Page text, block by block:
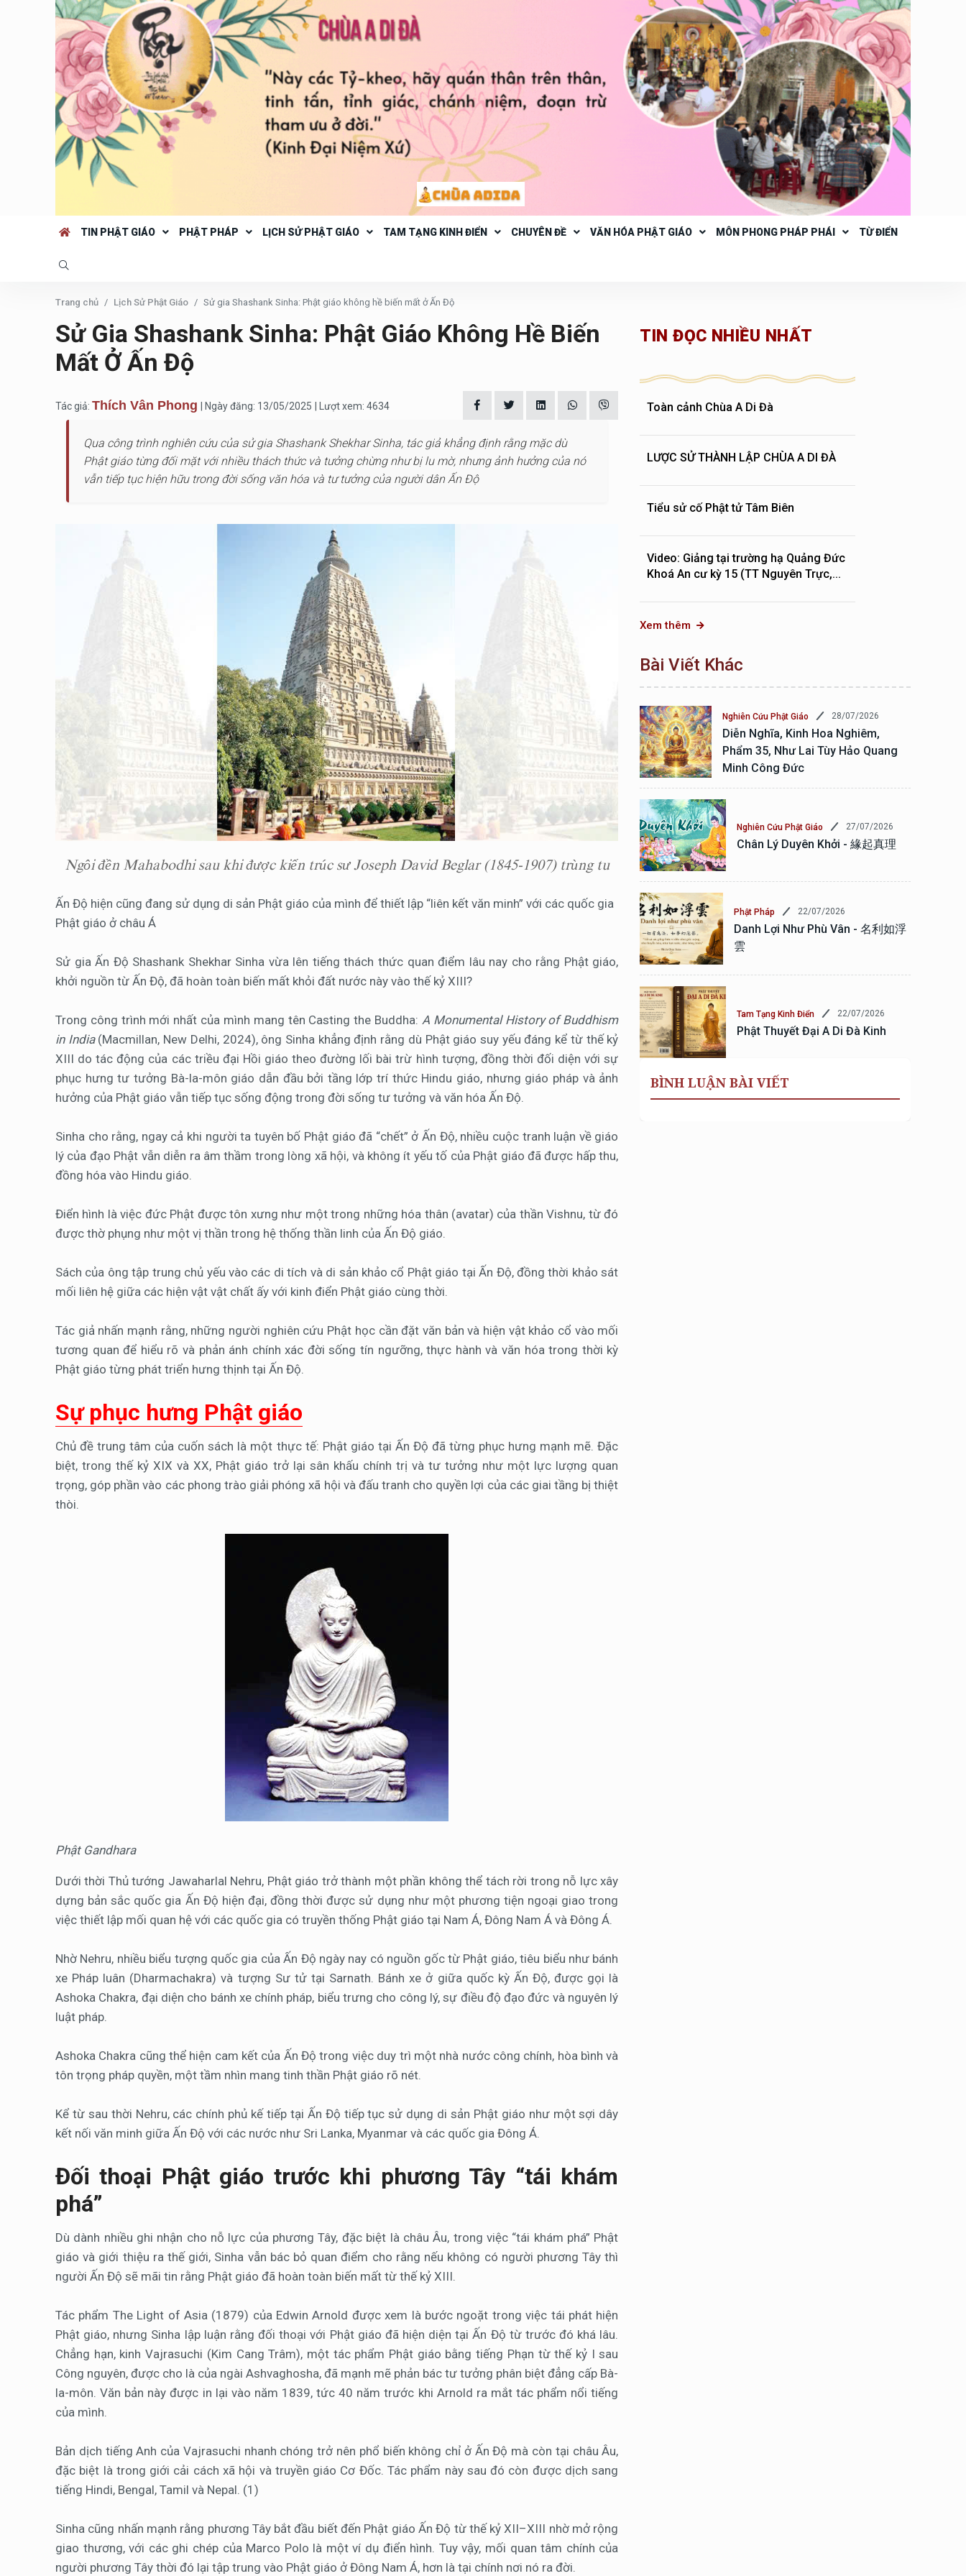
TIN PHẬT GIÁO PHẬT PHÁP LỊCH SỬ PHẬT GIÁO TAM TẠNG KINH ĐIỂN CHUYÊN ĐỀ VĂN HÓA PHẬT GIÁO MÔN PHONG PHÁP PHÁI TỪ ĐIỂN
Trang chủ Lịch Sử Phật Giáo Sử gia Shashank Sinha: Phật giáo không hề biến mất ở Ấn Độ
Sử Gia Shashank Sinha: Phật Giáo Không Hề Biến
Mất Ở Ấn Độ
Tác giả: Thích Vân Phong | Ngày đăng: 13/05/2025 | Lượt xem: 4634
Qua công trình nghiên cứu của sử gia Shashank Shekhar Sinha, tác giả khẳng định rằng mặc dù
Phật giáo từng đối mặt với nhiều thách thức và tưởng chừng như bị lu mờ, nhưng ảnh hưởng của nó
vẫn tiếp tục hiện hữu trong đời sống văn hóa và tư tưởng của người dân Ấn Độ
Ngôi đền Mahabodhi sau khi được kiến trúc sư Joseph David Beglar (1845-1907) trùng tu
Ấn Độ hiện cũng đang sử dụng di sản Phật giáo của mình để thiết lập “liên kết văn minh” với các quốc gia
Phật giáo ở châu Á
Sử gia Ấn Độ Shashank Shekhar Sinha vừa lên tiếng thách thức quan điểm lâu nay cho rằng Phật giáo,
khởi nguồn từ Ấn Độ, đã hoàn toàn biến mất khỏi đất nước này vào thế kỷ XIII?
Trong công trình mới nhất của mình mang tên Casting the Buddha: A Monumental History of Buddhism
in India(Macmillan, New Delhi, 2024), ông Sinha khẳng định rằng dù Phật giáo suy yếu đáng kể từ thế kỷ
XIII do tác động của các triều đại Hồi giáo theo đường lối bài trừ hình tượng, đồng thời đối diện với sự
phục hưng tư tưởng Bà-la-môn giáo dẫn đầu bởi tầng lớp trí thức Hindu giáo, nhưng giáo pháp và ảnh
hưởng của Phật giáo vẫn tiếp tục sống động trong đời sống tư tưởng và văn hóa Ấn Độ.
Sinha cho rằng, ngay cả khi người ta tuyên bố Phật giáo đã “chết” ở Ấn Độ, nhiều cuộc tranh luận về giáo
lý của đạo Phật vẫn diễn ra âm thầm trong lòng xã hội, và không ít yếu tố của Phật giáo đã được hấp thu,
đồng hóa vào Hindu giáo.
Điển hình là việc đức Phật được tôn xưng như một trong những hóa thân (avatar) của thần Vishnu, từ đó
được thờ phụng như một vị thần trong hệ thống thần linh của Ấn Độ giáo.
Sách của ông tập trung chủ yếu vào các di tích và di sản khảo cổ Phật giáo tại Ấn Độ, đồng thời khảo sát
mối liên hệ giữa các hiện vật vật chất ấy với kinh điển Phật giáo cùng thời.
Tác giả nhấn mạnh rằng, những người nghiên cứu Phật học cần đặt văn bản và hiện vật khảo cổ vào mối
tương quan để hiểu rõ và phản ánh chính xác đời sống tín ngưỡng, thực hành và văn hóa trong thời kỳ
Phật giáo từng phát triển hưng thịnh tại Ấn Độ.
Sự phục hưng Phật giáo
Chủ đề trung tâm của cuốn sách là một thực tế: Phật giáo tại Ấn Độ đã từng phục hưng mạnh mẽ. Đặc
biệt, trong thế kỷ XIX và XX, Phật giáo trở lại sân khấu chính trị và tư tưởng như một lực lượng quan
trọng, góp phần vào các phong trào giải phóng xã hội và đấu tranh cho quyền lợi của các giai tầng bị thiệt
thòi.
Phật Gandhara
Dưới thời Thủ tướng Jawaharlal Nehru, Phật giáo trở thành một phần không thể tách rời trong nỗ lực xây
dựng bản sắc quốc gia Ấn Độ hiện đại, đồng thời được sử dụng như một phương tiện ngoại giao trong
việc thiết lập mối quan hệ với các quốc gia có truyền thống Phật giáo tại Nam Á, Đông Nam Á và Đông Á.
Nhờ Nehru, nhiều biểu tượng quốc gia của Ấn Độ ngày nay có nguồn gốc từ Phật giáo, tiêu biểu như bánh
xe Pháp luân (Dharmachakra) và tượng Sư tử tại Sarnath. Bánh xe ở giữa quốc kỳ Ấn Độ, được gọi là
Ashoka Chakra, đại diện cho bánh xe chính pháp, biểu trưng cho công lý, sự điều độ đạo đức và nguyên lý
luật pháp.
Ashoka Chakra cũng thể hiện cam kết của Ấn Độ trong việc duy trì một nhà nước công chính, hòa bình và
tôn trọng pháp quyền, một tầm nhìn mang tinh thần Phật giáo rõ nét.
Kể từ sau thời Nehru, các chính phủ kế tiếp tại Ấn Độ tiếp tục sử dụng di sản Phật giáo như một sợi dây
kết nối văn minh giữa Ấn Độ với các nước như Sri Lanka, Myanmar và các quốc gia Đông Á.
Đối thoại Phật giáo trước khi phương Tây “tái khám
phá”
Dù dành nhiều ghi nhận cho nỗ lực của phương Tây, đặc biệt là châu Âu, trong việc “tái khám phá” Phật
giáo và giới thiệu ra thế giới, Sinha vẫn bác bỏ quan điểm cho rằng nếu không có người phương Tây thì
người Ấn Độ sẽ mãi tin rằng Phật giáo đã hoàn toàn biến mất từ thế kỷ XIII.
Tác phẩm The Light of Asia (1879) của Edwin Arnold được xem là bước ngoặt trong việc tái phát hiện
Phật giáo, nhưng Sinha lập luận rằng đối thoại với Phật giáo đã hiện diện tại Ấn Độ từ trước đó khá lâu.
Chẳng hạn, kinh Vajrasuchi (Kim Cang Trâm), một tác phẩm Phật giáo bằng tiếng Phạn từ thế kỷ I sau
Công nguyên, được cho là của ngài Ashvaghosha, đã mạnh mẽ phản bác tư tưởng phân biệt đẳng cấp Bà-
la-môn. Văn bản này được in lại vào năm 1839, tức 40 năm trước khi Arnold ra mắt tác phẩm nổi tiếng
của mình.
Bản dịch tiếng Anh của Vajrasuchi nhanh chóng trở nên phổ biến không chỉ ở Ấn Độ mà còn tại châu Âu,
đặc biệt là trong giới cải cách xã hội và truyền giáo Cơ Đốc. Tác phẩm này sau đó còn được dịch sang
tiếng Hindi, Bengal, Tamil và Nepal. (1)
Sinha cũng nhấn mạnh rằng phương Tây bắt đầu biết đến Phật giáo Ấn Độ từ thế kỷ XII–XIII nhờ mở rộng
giao thương, với các ghi chép của Marco Polo là một ví dụ điển hình. Tuy vậy, mối quan tâm chính của
người phương Tây thời đó lại tập trung vào Phật giáo ở Đông Nam Á, hơn là tại chính nơi nó ra đời.
TIN ĐỌC NHIỀU NHẤT
Toàn cảnh Chùa A Di Đà
LƯỢC SỬ THÀNH LẬP CHÙA A DI ĐÀ
Tiểu sử cố Phật tử Tâm Biên
Video: Giảng tại trường hạ Quảng Đức
Khoá An cư kỳ 15 (TT Nguyên Trực,...
Xem thêm
Bài Viết Khác
Nghiên Cứu Phật Giáo 28/07/2026
Diễn Nghĩa, Kinh Hoa Nghiêm,
Phẩm 35, Như Lai Tùy Hảo Quang
Minh Công Đức
Nghiên Cứu Phật Giáo 27/07/2026
Chân Lý Duyên Khởi - 緣起真理
Phật Pháp 22/07/2026
Danh Lợi Như Phù Vân - 名利如浮
雲
Tam Tạng Kinh Điển 22/07/2026
Phật Thuyết Đại A Di Đà Kinh
BÌNH LUẬN BÀI VIẾT